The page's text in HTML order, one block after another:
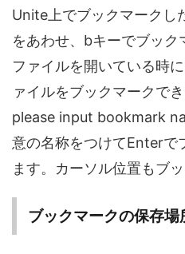
Unite上でブックマークし
をあわせ、bキーでブック
ファイルを開いている時
ァイルをブックマークでき
please input bookmark
意の名称をつけてEnterで
ます。カーソル位置もブ
ブックマークの保存場